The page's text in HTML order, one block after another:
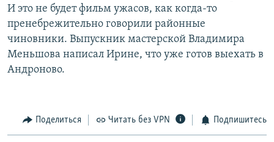
И это не будет фильм ужасов, как когда-то
пренебрежительно говорили районные
чиновники. Выпускник мастерской Владимира
Меньшова написал Ирине, что уже готов выехать в
Андроново.
Поделиться Читать без VPN Подпишитесь